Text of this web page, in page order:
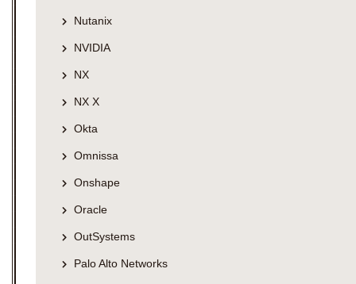
Nutanix
NVIDIA
NX
NX X
Okta
Omnissa
Onshape
Oracle
OutSystems
Palo Alto Networks